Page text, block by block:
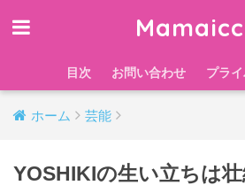
目次 お問い合わせ プラ
ホーム 芸能
YOSHIKIの生い立ちは